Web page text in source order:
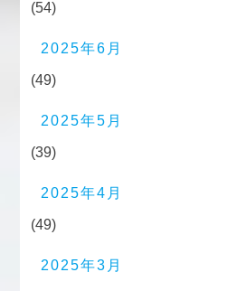
(54)
2025年6月
(49)
2025年5月
(39)
2025年4月
(49)
2025年3月